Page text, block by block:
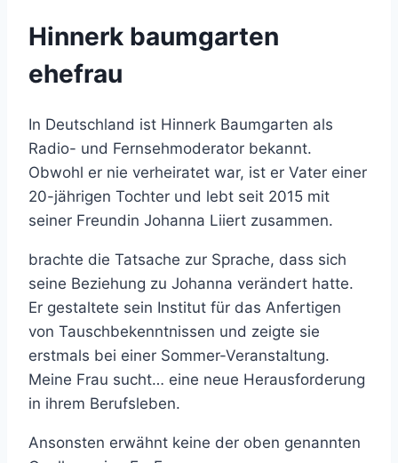
Hinnerk baumgarten
ehefrau
In Deutschland ist Hinnerk Baumgarten als
Radio- und Fernsehmoderator bekannt.
Obwohl er nie verheiratet war, ist er Vater einer
20-jährigen Tochter und lebt seit 2015 mit
seiner Freundin Johanna Liiert zusammen.
brachte die Tatsache zur Sprache, dass sich
seine Beziehung zu Johanna verändert hatte.
Er gestaltete sein Institut für das Anfertigen
von Tauschbekenntnissen und zeigte sie
erstmals bei einer Sommer-Veranstaltung.
Meine Frau sucht… eine neue Herausforderung
in ihrem Berufsleben.
Ansonsten erwähnt keine der oben genannten